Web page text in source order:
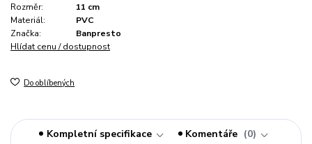
Rozměr:
11 cm
Materiál:
PVC
Značka:
Banpresto
Hlídat cenu / dostupnost
Do oblíbených
Kompletní specifikace Komentáře
0